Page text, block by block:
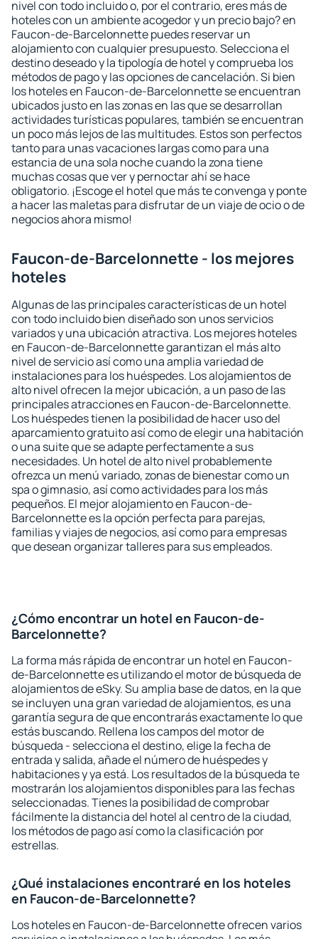
nivel con todo incluido o, por el contrario, eres más de
hoteles con un ambiente acogedor y un precio bajo? en
Faucon-de-Barcelonnette puedes reservar un
alojamiento con cualquier presupuesto. Selecciona el
destino deseado y la tipología de hotel y comprueba los
métodos de pago y las opciones de cancelación. Si bien
los hoteles en Faucon-de-Barcelonnette se encuentran
ubicados justo en las zonas en las que se desarrollan
actividades turísticas populares, también se encuentran
un poco más lejos de las multitudes. Estos son perfectos
tanto para unas vacaciones largas como para una
estancia de una sola noche cuando la zona tiene
muchas cosas que ver y pernoctar ahí se hace
obligatorio. ¡Escoge el hotel que más te convenga y ponte
a hacer las maletas para disfrutar de un viaje de ocio o de
negocios ahora mismo!
Faucon-de-Barcelonnette - los mejores
hoteles
Algunas de las principales características de un hotel
con todo incluido bien diseñado son unos servicios
variados y una ubicación atractiva. Los mejores hoteles
en Faucon-de-Barcelonnette garantizan el más alto
nivel de servicio así como una amplia variedad de
instalaciones para los huéspedes. Los alojamientos de
alto nivel ofrecen la mejor ubicación, a un paso de las
principales atracciones en Faucon-de-Barcelonnette.
Los huéspedes tienen la posibilidad de hacer uso del
aparcamiento gratuito así como de elegir una habitación
o una suite que se adapte perfectamente a sus
necesidades. Un hotel de alto nivel probablemente
ofrezca un menú variado, zonas de bienestar como un
spa o gimnasio, así como actividades para los más
pequeños. El mejor alojamiento en Faucon-de-
Barcelonnette es la opción perfecta para parejas,
familias y viajes de negocios, así como para empresas
que desean organizar talleres para sus empleados.
¿Cómo encontrar un hotel en Faucon-de-
Barcelonnette?
La forma más rápida de encontrar un hotel en Faucon-
de-Barcelonnette es utilizando el motor de búsqueda de
alojamientos de eSky. Su amplia base de datos, en la que
se incluyen una gran variedad de alojamientos, es una
garantía segura de que encontrarás exactamente lo que
estás buscando. Rellena los campos del motor de
búsqueda - selecciona el destino, elige la fecha de
entrada y salida, añade el número de huéspedes y
habitaciones y ya está. Los resultados de la búsqueda te
mostrarán los alojamientos disponibles para las fechas
seleccionadas. Tienes la posibilidad de comprobar
fácilmente la distancia del hotel al centro de la ciudad,
los métodos de pago así como la clasificación por
estrellas.
¿Qué instalaciones encontraré en los hoteles
en Faucon-de-Barcelonnette?
Los hoteles en Faucon-de-Barcelonnette ofrecen varios